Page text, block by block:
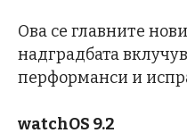
Ова се главните
надградбата
перформанси и
watchOS 9.2